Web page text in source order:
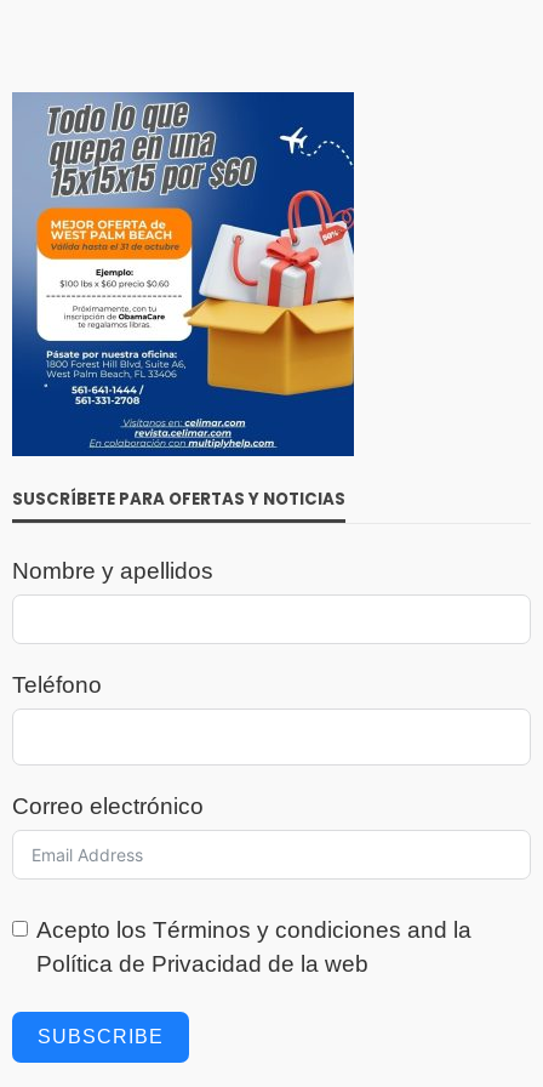
SUSCRÍBETE PARA OFERTAS Y NOTICIAS
Nombre y apellidos
Teléfono
Correo electrónico
Acepto los Términos y condiciones and la
Política de Privacidad de la web
SUBSCRIBE